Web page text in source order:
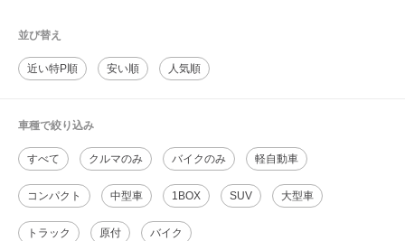
並び替え
近い特P順 安い順 人気順
車種で絞り込み
すべて クルマのみ バイクのみ 軽自動車
コンパクト 中型車 1BOX SUV 大型車
トラック 原付 バイク